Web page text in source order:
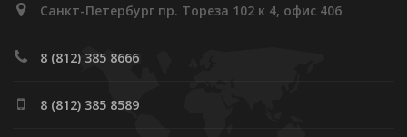
Санкт-Петербург пр. Тореза 102 к 4, офис 406
8 (812) 385 8666
8 (812) 385 8589